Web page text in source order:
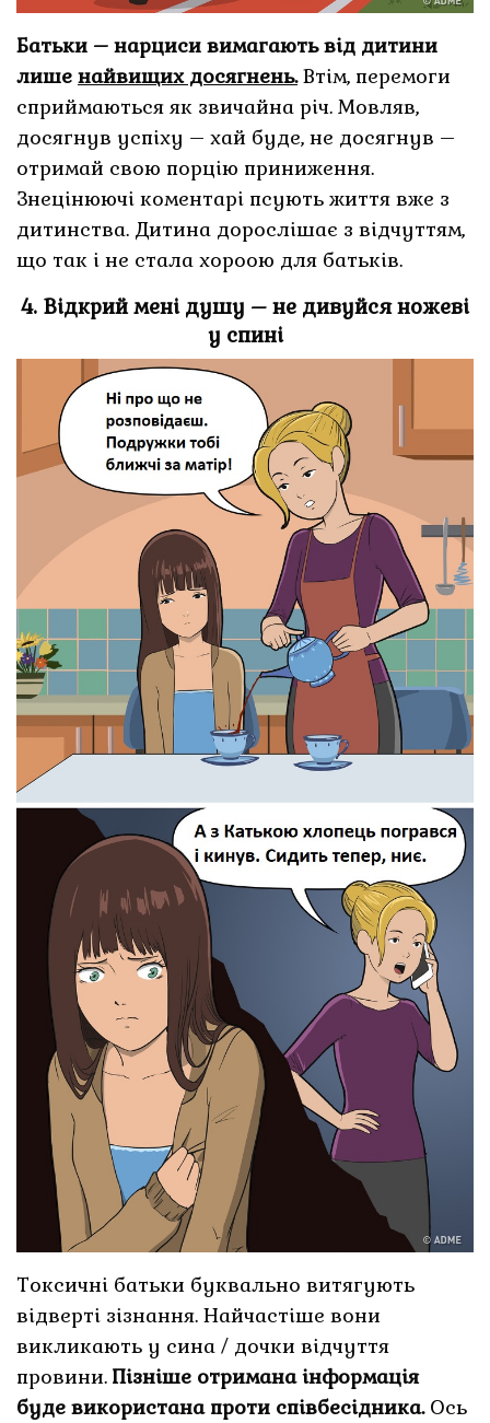
Батьки – нарциси вимагають від дитини
лишенайвищих досягнень.Втім, перемоги
сприймаються як звичайна річ. Мовляв,
досягнув успіху – хай буде, не досягнув –
отримай свою порцію приниження.
Знецінюючі коментарі псують життя вже з
дитинства. Дитина дорослішає з відчуттям,
що так і не стала хороою для батьків.
4. Відкрий мені душу – не дивуйся ножеві
у спині
Токсичні батьки буквально витягують
відверті зізнання. Найчастіше вони
викликають у сина / дочки відчуття
провини.Пізніше отримана інформація
буде використана проти співбесідника.Ось